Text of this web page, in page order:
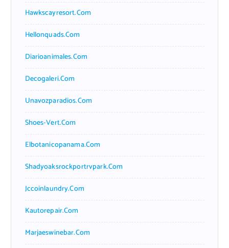
Hawkscayresort.com
Hellonquads.com
Diarioanimales.com
Decogaleri.com
Unavozparadios.com
Shoes-Vert.com
Elbotanicopanama.com
Shadyoaksrockportrvpark.com
Jccoinlaundry.com
Kautorepair.com
Marjaeswinebar.com